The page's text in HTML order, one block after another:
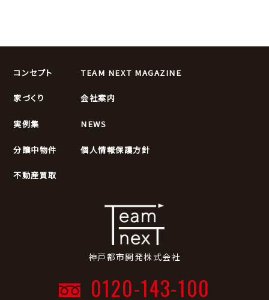
コンセプト
家づくり
実例集
分譲中物件
不動産買取
TEAM NEXT MAGAZINE
会社案内
NEWS
個人情報保護方針
神戸都市開発株式会社
0120-143-100